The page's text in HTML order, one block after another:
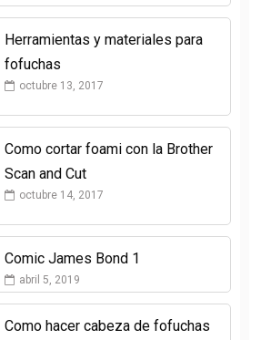
Herramientas y materiales para
fofuchas
octubre 13, 2017
Como cortar foami con la Brother
Scan and Cut
octubre 14, 2017
Comic James Bond 1
abril 5, 2019
Como hacer cabeza de fofuchas